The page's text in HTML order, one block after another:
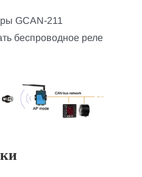
GCAN-211
беспроводное реле